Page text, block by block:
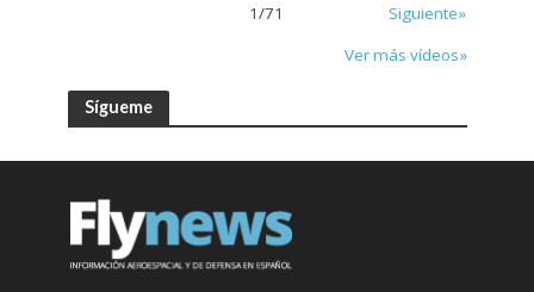
1/71
Siguiente»
Ver más vídeos»
Sígueme